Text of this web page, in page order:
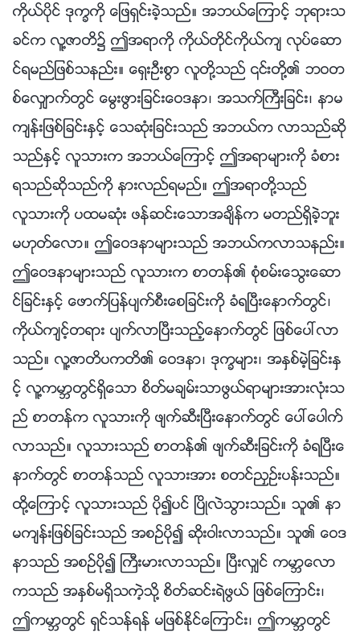
ကိုယ္ပိုင္ ဒုကၡကို ေျဖရွင္းခဲ့သည္။ အဘယ္ေၾကာင့္ ဘုရားသ
ခင္က လူ႔ဇာတိ၌ ဤအရာကို ကိုယ္တိုင္ကိုယ္က် လုပ္ေဆာ
င္ရမည္ျဖစ္သနည္း။ ေရွးဦးစြာ လူတို႔သည္ ၎တို႔၏ ဘဝတ
စ္ေလွ်ာက္တြင္ ေမြးဖြားျခင္းေဝဒနာ၊ အသက္ႀကီးျခင္း၊ နာမ
က်န္းျဖစ္ျခင္းႏွင့္ ေသဆုံးျခင္းသည္ အဘယ္က လာသည္ဆို
သည္ႏွင့္ လူသားက အဘယ္ေၾကာင့္ ဤအရာမ်ားကို ခံစား
ရသည္ဆိုသည္ကို နားလည္ရမည္။ ဤအရာတို႔သည္
လူသားကို ပထမဆုံး ဖန္ဆင္းေသာအခ်ိန္က မတည္ရွိခဲ့ဘူး
မဟုတ္ေလာ။ ဤေဝဒနာမ်ားသည္ အဘယ္ကလာသနည္း။
ဤေဝဒနာမ်ားသည္ လူသားက စာတန္၏ စုံစမ္းေသြးေဆာ
င္ျခင္းႏွင့္ ေဖာက္ျပန္ပ်က္စီးေစျခင္းကို ခံရၿပီးေနာက္တြင္၊
ကိုယ္က်င့္တရား ပ်က္လာၿပီးသည့္ေနာက္တြင္ ျဖစ္ေပၚလာ
သည္။ လူ႔ဇာတိပကတိ၏ ေဝဒနာ၊ ဒုကၡမ်ား၊ အႏွစ္မဲ့ျခင္းႏွ
င့္ လူ႔ကမာၻတြင္ရွိေသာ စိတ္မခ်မ္းသာဖြယ္ရာမ်ားအားလုံးသ
ည္ စာတန္က လူသားကို ဖ်က္ဆီးၿပီးေနာက္တြင္ ေပၚေပါက္
လာသည္။ လူသားသည္ စာတန္၏ ဖ်က္ဆီးျခင္းကို ခံရၿပီးေ
နာက္တြင္ စာတန္သည္ လူသားအား စတင္ညႇဥ္းပန္းသည္။
ထို႔ေၾကာင့္ လူသားသည္ ပို၍ပင္ ၿပိဳလဲသြားသည္။ သူ၏ နာ
မက်န္းျဖစ္ျခင္းသည္ အစဥ္ပို၍ ဆိုးဝါးလာသည္။ သူ၏ ေဝဒ
နာသည္ အစဥ္ပို၍ ႀကီးမားလာသည္။ ၿပီးလွ်င္ ကမာၻေလာ
ကသည္ အႏွစ္မရွိသကဲ့သို႔ စိတ္ဆင္းရဲဖြယ္ ျဖစ္ေၾကာင္း၊
ဤကမာၻတြင္ ရွင္သန္ရန္ မျဖစ္ႏိုင္ေၾကာင္း၊ ဤကမာၻတြင္